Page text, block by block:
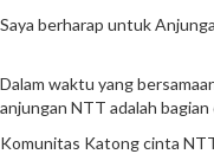
Saya berharap untuk
Dalam waktu yang
anjungan NTT adalah
Komunitas Katong cinta